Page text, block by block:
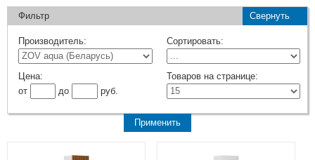
Фильтр Свернуть
Производитель: Сортировать:
Цена:
от
до руб.
Товаров на странице: